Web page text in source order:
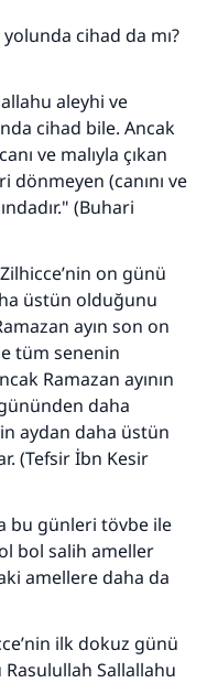
yolunda cihad da mı?
aleyhi ve
cihad bile. Ancak
ve malıyla çıkan
(canını ve
(Buhari
on günü
üstün olduğunu
ayın son on
tüm senenin
Ramazan ayının
daha
aydan daha üstün
(Tefsir İbn Kesir
bu günleri tövbe ile
bol salih ameller
amellere daha da
ilk dokuz günü
Sallallahu